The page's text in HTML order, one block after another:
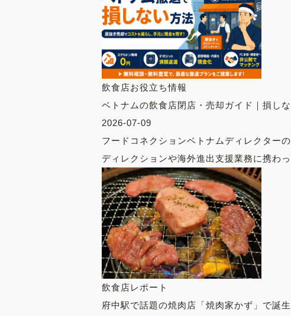
飲食店お役立ち情報
ベトナムの飲食店閉店・売却ガイド｜損し
2026-07-09
フードコネクションベトナムディレクター
ディレクションや海外進出支援業務に携わ
飲食店レポート
府中駅で話題の焼肉店「焼肉家かず」で誕